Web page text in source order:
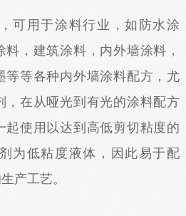
可用于涂料行业，如防水涂
，建筑涂料，内外墙涂料，
等等各种内外墙涂料配方，尤
，在从哑光到有光的涂料配方
起使用以达到高低剪切粘度的
为低粘度液体，因此易于配
产工艺。